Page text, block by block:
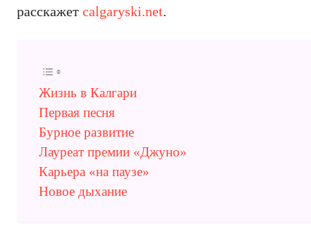
расскажет calgaryski.net.
Жизнь в Калгари
Первая песня
Бурное развитие
Лауреат премии «Джуно»
Карьера «на паузе»
Новое дыхание